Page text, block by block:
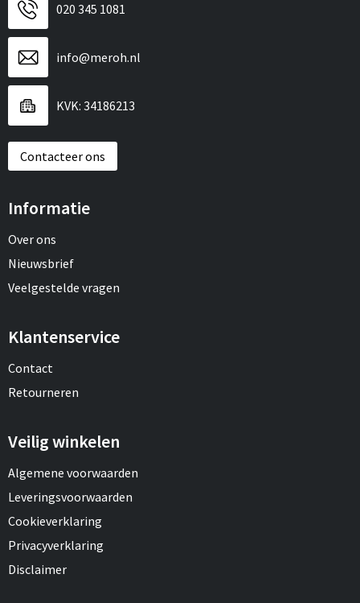
020 345 1081
info@meroh.nl
KVK: 34186213
Contacteer ons
Informatie
Over ons
Nieuwsbrief
Veelgestelde vragen
Klantenservice
Contact
Retourneren
Veilig winkelen
Algemene voorwaarden
Leveringsvoorwaarden
Cookieverklaring
Privacyverklaring
Disclaimer